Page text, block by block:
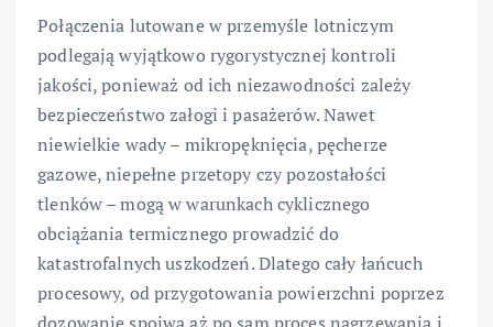
Połączenia lutowane w przemyśle lotniczym
podlegają wyjątkowo rygorystycznej kontroli
jakości, ponieważ od ich niezawodności zależy
bezpieczeństwo załogi i pasażerów. Nawet
niewielkie wady – mikropęknięcia, pęcherze
gazowe, niepełne przetopy czy pozostałości
tlenków – mogą w warunkach cyklicznego
obciążania termicznego prowadzić do
katastrofalnych uszkodzeń. Dlatego cały łańcuch
procesowy, od przygotowania powierzchni poprzez